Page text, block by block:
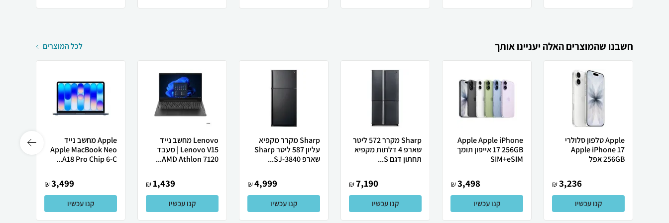
חשבנו שהמוצרים האלה יעניינו אותך לכל המוצרים
Apple טלפון סלולרי
Apple iPhone 17
256GB אפל
3,236
₪
קנו עכשיו
Apple Apple iPhone
17 256GB אייפון תומך
SIM+eSIM
3,498
₪
קנו עכשיו
Sharp מקרר 572 ליטר
שארפ 4 דלתות מקפיא
תחתון דגם S...
7,190
₪
קנו עכשיו
Sharp מקרר מקפיא
עליון 587 ליטר Sharp
שארפ SJ-3840...
4,999
₪
קנו עכשיו
Lenovo מחשב נייד
Lenovo V15 | מעבד
AMD Athlon 7120...
1,439
₪
קנו עכשיו
Apple מחשב נייד
Apple MacBook Neo
A18 Pro Chip 6-C...
3,499
₪
קנו עכשיו